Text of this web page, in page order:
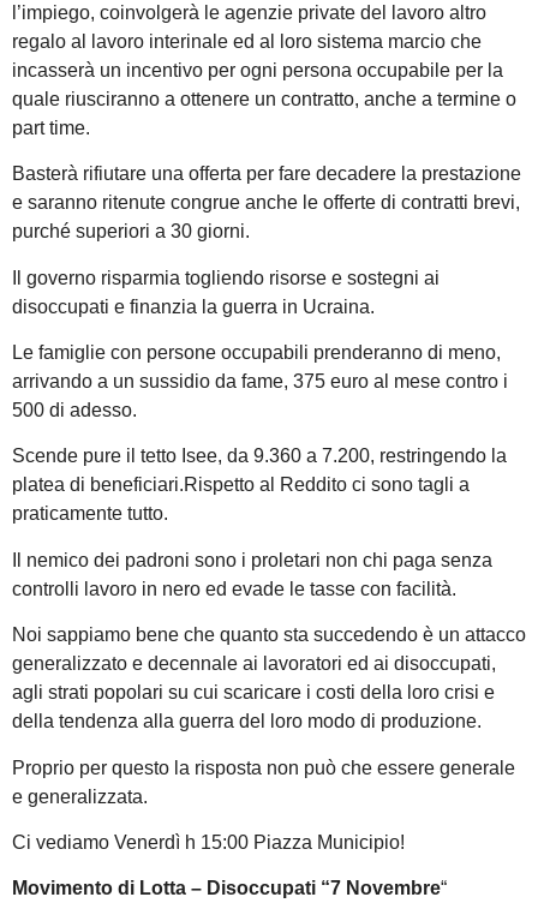
l’impiego, coinvolgerà le agenzie private del lavoro altro
regalo al lavoro interinale ed al loro sistema marcio che
incasserà un incentivo per ogni persona occupabile per la
quale riusciranno a ottenere un contratto, anche a termine o
part time.
Basterà rifiutare una offerta per fare decadere la prestazione
e saranno ritenute congrue anche le offerte di contratti brevi,
purché superiori a 30 giorni.
Il governo risparmia togliendo risorse e sostegni ai
disoccupati e finanzia la guerra in Ucraina.
Le famiglie con persone occupabili prenderanno di meno,
arrivando a un sussidio da fame, 375 euro al mese contro i
500 di adesso.
Scende pure il tetto Isee, da 9.360 a 7.200, restringendo la
platea di beneficiari.Rispetto al Reddito ci sono tagli a
praticamente tutto.
Il nemico dei padroni sono i proletari non chi paga senza
controlli lavoro in nero ed evade le tasse con facilità.
Noi sappiamo bene che quanto sta succedendo è un attacco
generalizzato e decennale ai lavoratori ed ai disoccupati,
agli strati popolari su cui scaricare i costi della loro crisi e
della tendenza alla guerra del loro modo di produzione.
Proprio per questo la risposta non può che essere generale
e generalizzata.
Ci vediamo Venerdì h 15:00 Piazza Municipio!
Movimento di Lotta – Disoccupati “7 Novembre“